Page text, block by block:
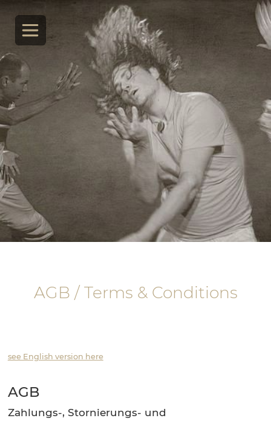
AGB / Terms & Conditions
see English version here
AGB
Zahlungs-, Stornierungs- und